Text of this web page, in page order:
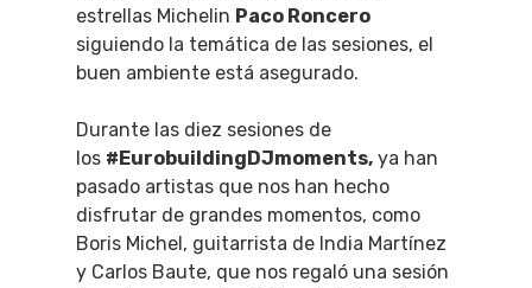
estrellas Michelin Paco Roncero
siguiendo la temática de las sesiones, el
buen ambiente está asegurado.
Durante las diez sesiones de
los #EurobuildingDJmoments, ya han
pasado artistas que nos han hecho
disfrutar de grandes momentos, como
Boris Michel, guitarrista de India Martínez
y Carlos Baute, que nos regaló una sesión